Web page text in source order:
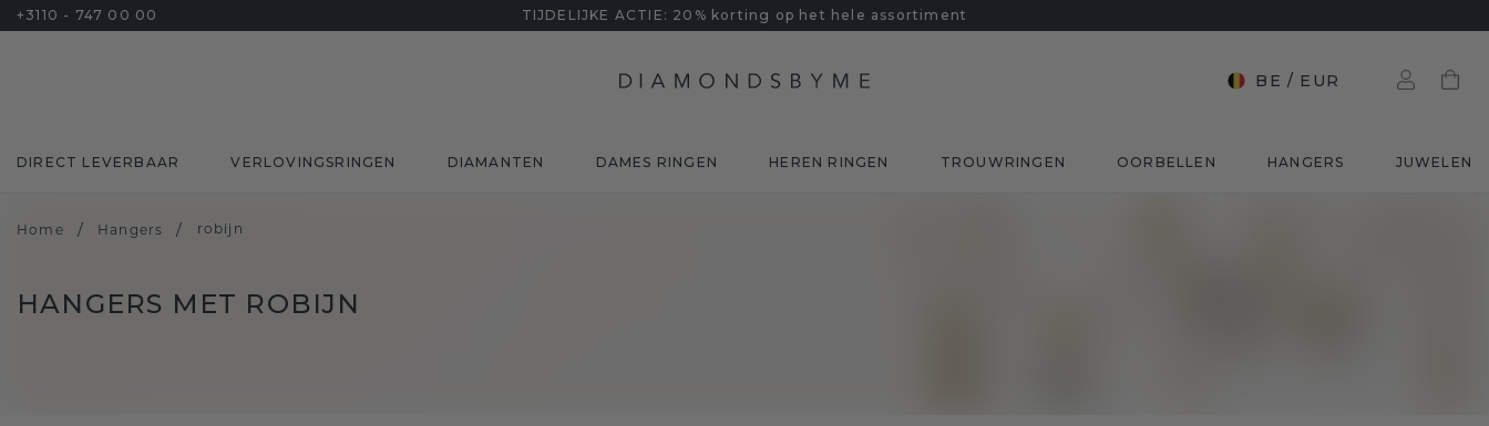
+3110 - 747 00 00 TIJDELIJKE ACTIE: 20% korting op het hele assortiment
BE / EUR
DIRECT LEVERBAAR VERLOVINGSRINGEN DIAMANTEN DAMES RINGEN HEREN RINGEN TROUWRINGEN OORBELLEN HANGERS JUWELEN
Home / Hangers / robijn
HANGERS MET ROBIJN